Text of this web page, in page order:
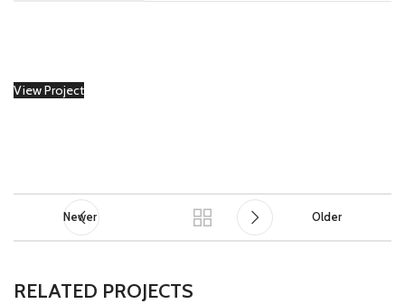
View Project
Newer Older
RELATED PROJECTS